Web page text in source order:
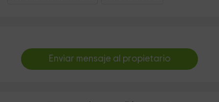
Enviar mensaje al propietario